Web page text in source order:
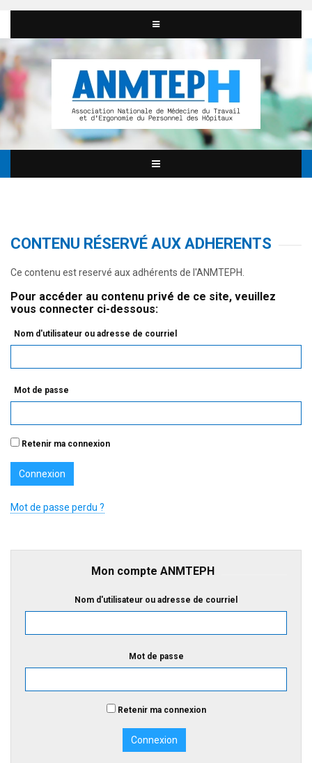
CONTENU RÉSERVÉ AUX ADHERENTS
Ce contenu est reservé aux adhérents de l'ANMTEPH.
Pour accéder au contenu privé de ce site, veuillez
vous connecter ci-dessous:
Nom d'utilisateur ou adresse de courriel
Mot de passe
Retenir ma connexion
Mot de passe perdu ?
Mon compte ANMTEPH
Nom d'utilisateur ou adresse de courriel
Mot de passe
Retenir ma connexion